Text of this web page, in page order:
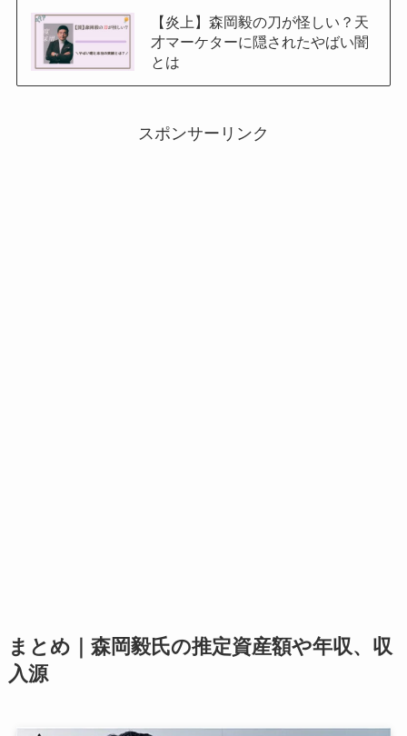
【炎上】森岡毅の刀が怪しい？天
才マーケターに隠されたやばい闇
とは
スポンサーリンク
まとめ｜森岡毅氏の推定資産額や年収、収
入源